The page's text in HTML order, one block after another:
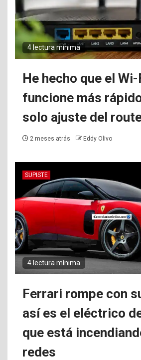
4 lectura mínima
He hecho que el
funcione más
solo ajuste del
2 meses atrás Eddy Olivo
SUPISTE
4 lectura mínima
Ferrari rompe con
así es el eléctrico
que está
redes